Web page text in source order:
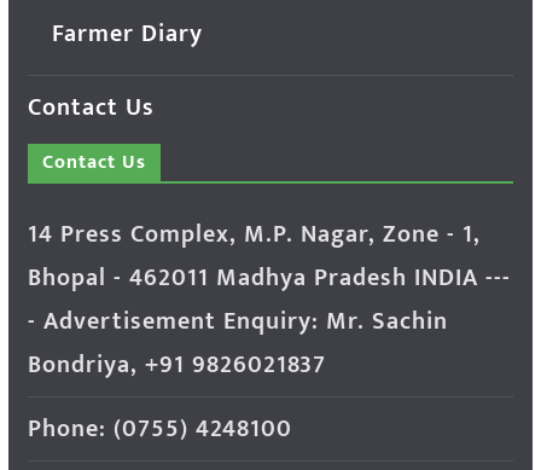
Farmer Diary
Contact Us
Contact Us
14 Press Complex, M.P. Nagar, Zone - 1,
Bhopal - 462011 Madhya Pradesh INDIA ---
- Advertisement Enquiry: Mr. Sachin
Bondriya, +91 9826021837
Phone: (0755) 4248100